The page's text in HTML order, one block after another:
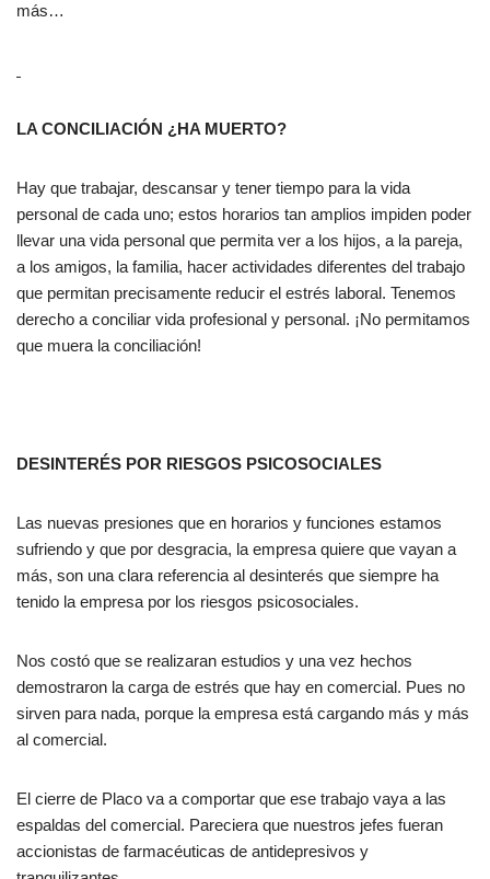
más…
LA CONCILIACIÓN ¿HA MUERTO?
Hay que trabajar, descansar y tener tiempo para la vida
personal de cada uno; estos horarios tan amplios impiden poder
llevar una vida personal que permita ver a los hijos, a la pareja,
a los amigos, la familia, hacer actividades diferentes del trabajo
que permitan precisamente reducir el estrés laboral. Tenemos
derecho a conciliar vida profesional y personal. ¡No permitamos
que muera la conciliación!
DESINTERÉS POR RIESGOS PSICOSOCIALES
Las nuevas presiones que en horarios y funciones estamos
sufriendo y que por desgracia, la empresa quiere que vayan a
más, son una clara referencia al desinterés que siempre ha
tenido la empresa por los riesgos psicosociales.
Nos costó que se realizaran estudios y una vez hechos
demostraron la carga de estrés que hay en comercial. Pues no
sirven para nada, porque la empresa está cargando más y más
al comercial.
El cierre de Placo va a comportar que ese trabajo vaya a las
espaldas del comercial. Pareciera que nuestros jefes fueran
accionistas de farmacéuticas de antidepresivos y